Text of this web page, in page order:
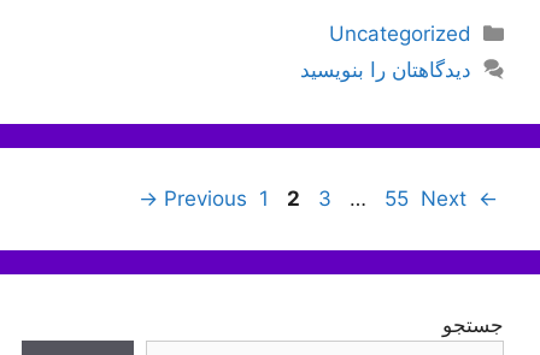
دسته‌ها
Uncategorized
دیدگاهتان را بنویسید
ناوبری
←
Page 1
Page 2
Page 3 …
Page 55 Next
→
جستجو